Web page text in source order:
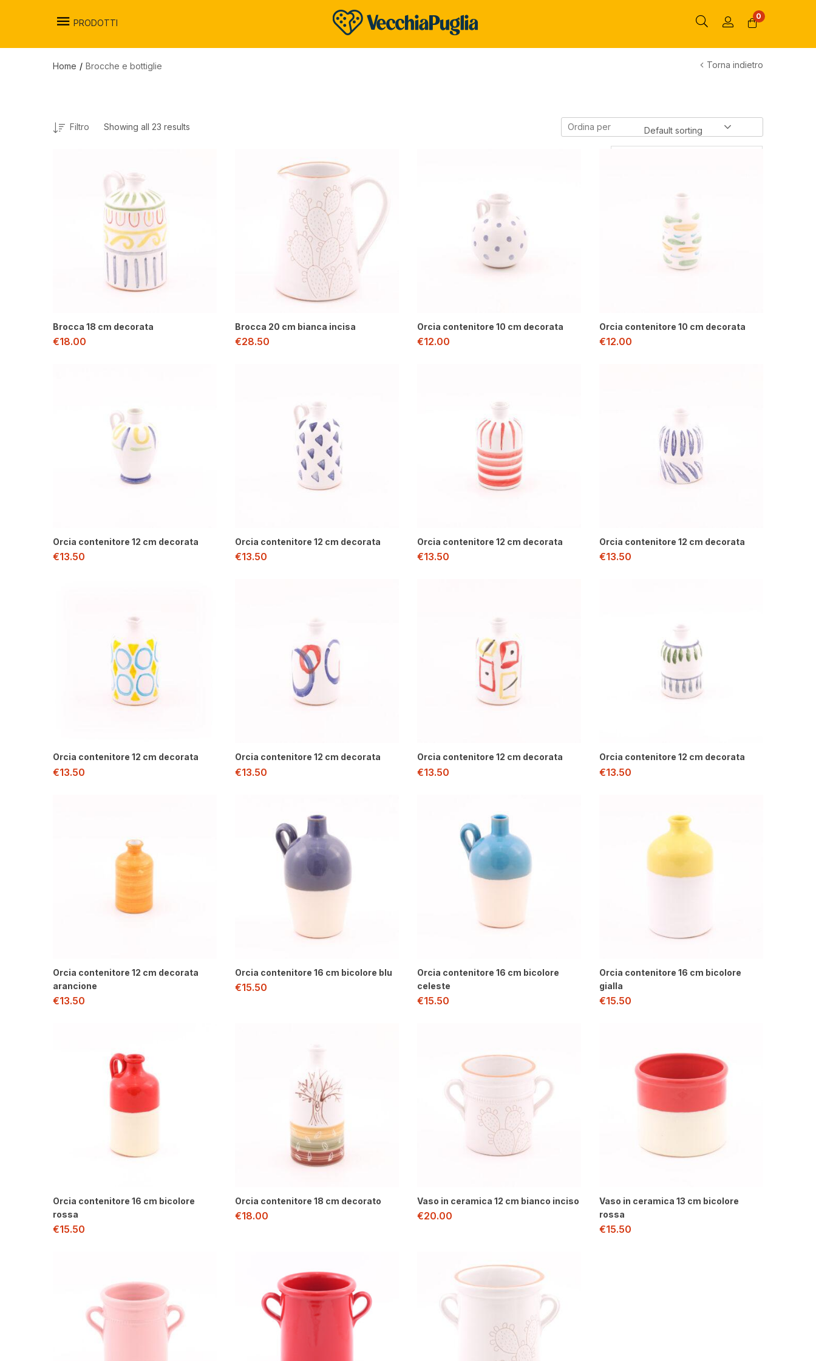
PRODOTTI
0
Home Brocche e bottiglie Torna indietro
Showing all 23 results
Filtro Ordina per Default sorting
Sort by latest
Sort by price: low to high
Brocca 18 cm decorata
€18.00
Brocca 20 cm bianca incisa
€28.50
Orcia contenitore 10 cm decorata
€12.00
Orcia contenitore 10 cm decorata
€12.00
Orcia contenitore 12 cm decorata
€13.50
Orcia contenitore 12 cm decorata
€13.50
Orcia contenitore 12 cm decorata
€13.50
Orcia contenitore 12 cm decorata
€13.50
Orcia contenitore 12 cm decorata
€13.50
Orcia contenitore 12 cm decorata
€13.50
Orcia contenitore 12 cm decorata
€13.50
Orcia contenitore 12 cm decorata
€13.50
Orcia contenitore 12 cm decorata
arancione
€13.50
Orcia contenitore 16 cm bicolore blu
€15.50
Orcia contenitore 16 cm bicolore
celeste
€15.50
Orcia contenitore 16 cm bicolore
gialla
€15.50
Orcia contenitore 16 cm bicolore
rossa
€15.50
Orcia contenitore 18 cm decorato
€18.00
Vaso in ceramica 12 cm bianco inciso
€20.00
Vaso in ceramica 13 cm bicolore
rossa
€15.50